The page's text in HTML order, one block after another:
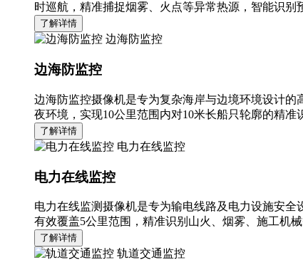
时巡航，精准捕捉烟雾、火点等异常热源，智能识
了解详情
边海防监控
边海防监控
边海防监控摄像机是专为复杂海岸与边境环境设计
夜环境，实现10公里范围内对10米长船只轮廓的精
了解详情
电力在线监控
电力在线监控
电力在线监测摄像机是专为输电线路及电力设施安
有效覆盖5公里范围，精准识别山火、烟雾、施工机
了解详情
轨道交通监控